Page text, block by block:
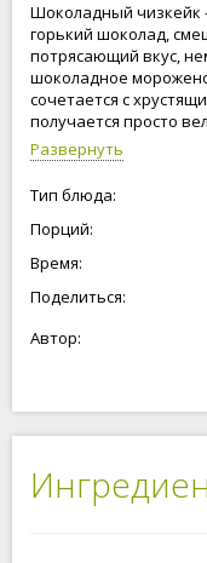
Шоколадный чизкейк
горький шоколад,
потрясающий вкус,
шоколадное
сочетается с
получается просто
Лучшее решение для
ваших любимых
Готовьте вместе с
Развернуть
Тип блюда:
Порций:
Время:
Поделиться:
Автор: